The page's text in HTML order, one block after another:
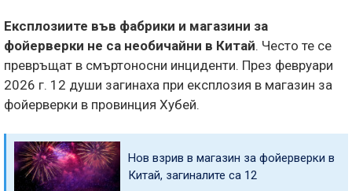
Експлозиите във фабрики и магазини за
фойерверки не са необичайни в Китай. Често те се
превръщат в смъртоносни инциденти. През февруари
2026 г. 12 души загинаха при експлозия в магазин за
фойерверки в провинция Хубей.
Нов взрив в магазин за фойерверки в
Китай, загиналите са 12